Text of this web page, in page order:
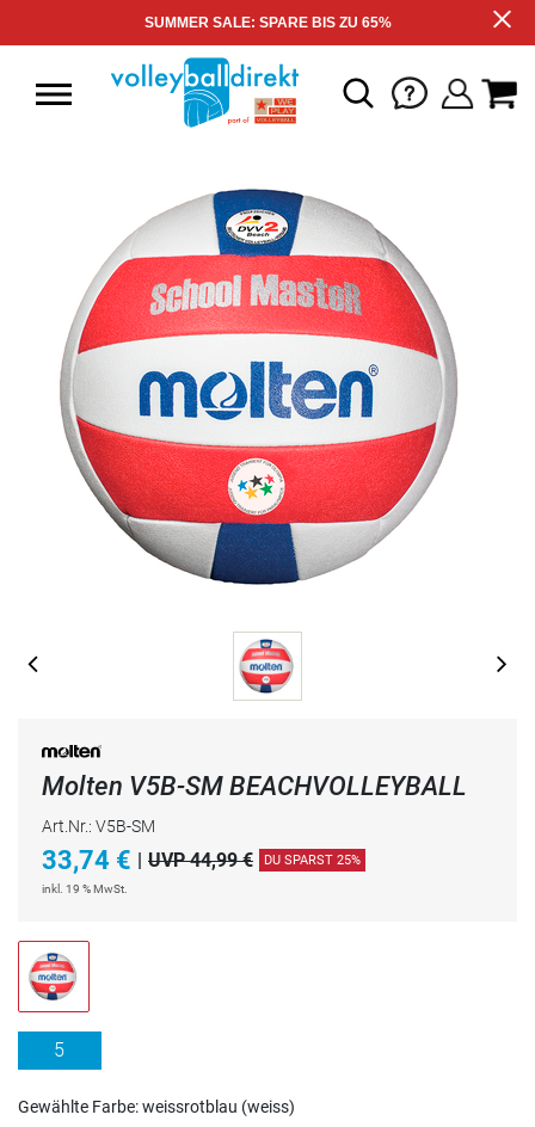
SUMMER SALE: SPARE BIS ZU 65%
Molten V5B-SM BEACHVOLLEYBALL
Art.Nr.: V5B-SM
33,74 € | UVP 44,99 € DU SPARST 25%
inkl. 19 % MwSt.
5
Gewählte Farbe: weissrotblau (weiss)